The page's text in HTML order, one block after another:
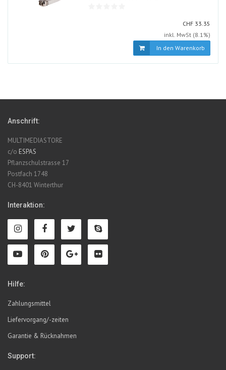
CHF CHF
33.35
inkl. MwSt (8.1%)
In den Warenkorb
Anschrift:
MULTIMEDIASTORE
c/o ESPAS
Pflanzschulstrasse 17
Postfach 1748
CH-8401 Winterthur
Interaktion:
Hilfe:
Zahlungsmittel
Liefervorgang/-zeiten
Garantie & Rücknahmen
Support: